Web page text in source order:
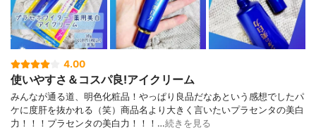
4.00
使いやすさ＆コスパ良!アイクリーム
みんなが通る道、明色化粧品！やっぱり良品だなあという感想でしたパ
ケに度肝を抜かれる（笑）商品名より大きく言いたいプラセンタの美白
力！！！プラセンタの美白力！！！…続きを見る